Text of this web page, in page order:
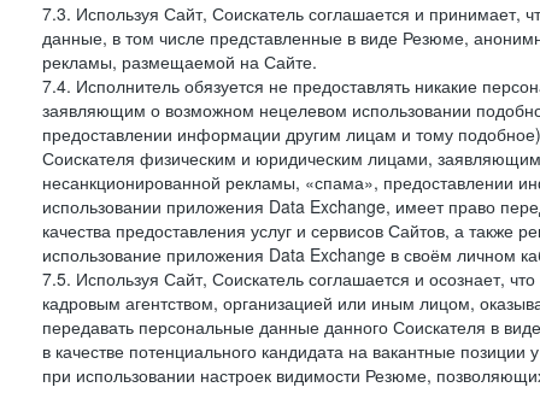
7.3. Используя Сайт, Соискатель соглашается и принимает,
данные, в том числе представленные в виде Резюме,
рекламы, размещаемой на Сайте.
7.4. Исполнитель обязуется не предоставлять никакие
заявляющим о возможном нецелевом использовании
предоставлении информации другим лицам и тому
Соискателя физическим и юридическим лицами,
несанкционированной рекламы, «спама», предоставлении
использовании приложения Data Exchange, имеет право
качества предоставления услуг и сервисов Сайтов, а также
использование приложения Data Exchange в своём личном
7.5. Используя Сайт, Соискатель соглашается и осознает,
кадровым агентством, организацией или иным лицом,
передавать персональные данные данного Соискателя в
в качестве потенциального кандидата на вакантные позиции
при использовании настроек видимости Резюме,